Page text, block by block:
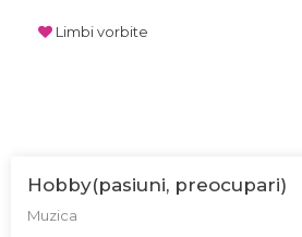
Limbi vorbite
Hobby(pasiuni, preocupari)
Muzica